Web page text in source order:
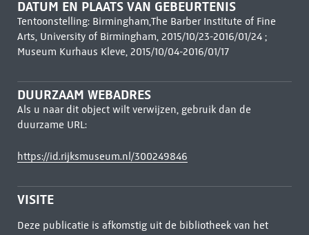
DATUM EN PLAATS VAN GEBEURTENIS
Tentoonstelling: Birmingham,The Barber Institute of Fine
Arts, University of Birmingham, 2015/10/23-2016/01/24 ;
Museum Kurhaus Kleve, 2015/10/04-2016/01/17
DUURZAAM WEBADRES
Als u naar dit object wilt verwijzen, gebruik dan de
duurzame URL:
https://id.rijksmuseum.nl/300249846
VISITE
Deze publicatie is afkomstig uit de bibliotheek van het